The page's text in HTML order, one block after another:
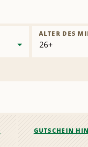
ALTER DES
GUTSCHEIN